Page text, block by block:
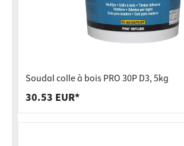
Soudal colle à bois PRO 30P D3, 5kg
30.53 EUR*